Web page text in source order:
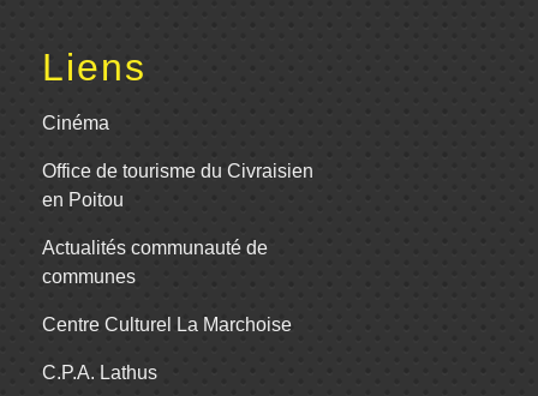
Liens
Cinéma
Office de tourisme du Civraisien
en Poitou
Actualités communauté de
communes
Centre Culturel La Marchoise
C.P.A. Lathus